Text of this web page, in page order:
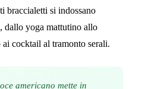
braccialetti si indossano
dallo yoga mattutino allo
cocktail al tramonto serali.
americano mette in